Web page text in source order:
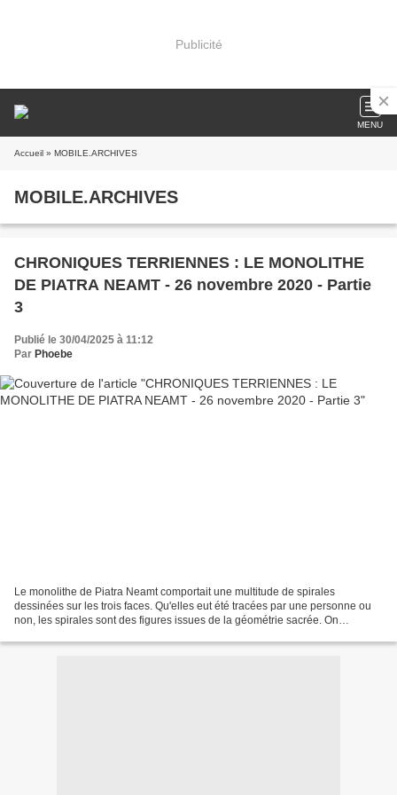
Publicité
MENU
Accueil » MOBILE.ARCHIVES
MOBILE.ARCHIVES
CHRONIQUES TERRIENNES : LE MONOLITHE
DE PIATRA NEAMT - 26 novembre 2020 - Partie
3
Publié le 30/04/2025 à 11:12
Par Phoebe
Le monolithe de Piatra Neamt comportait une multitude de spirales
dessinées sur les trois faces. Qu'elles eut été tracées par une personne ou
non, les spirales sont des figures issues de la géométrie sacrée. On